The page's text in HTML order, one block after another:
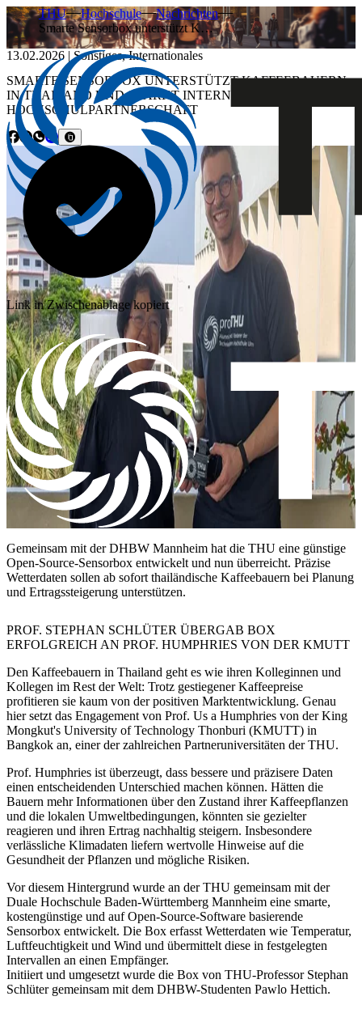
THU Hochschule
Nachrichten
Smarte Sensorbox unterstützt K…
13.02.2026 | Sonstiges,Internationales
SMARTE SENSORBOX UNTERSTÜTZT KAFFEEBAUERN
IN THAILAND UND STÄRKT INTERNATIONALE
HOCHSCHULPARTNERSCHAFT
Link in Zwischenablage kopiert
Gemeinsam mit der DHBW Mannheim hat die THU eine günstige
Open-Source-Sensorbox entwickelt und nun überreicht. Präzise
Wetterdaten sollen ab sofort thailändische Kaffeebauern bei Planung
und Ertragssteigerung unterstützen.
PROF. STEPHAN SCHLÜTER ÜBERGAB BOX
ERFOLGREICH AN PROF. HUMPHRIES VON DER KMUTT
​Den Kaffeebauern in Thailand geht es wie ihren Kolleginnen und
Kollegen im Rest der Welt: Trotz gestiegener Kaffeepreise
profitieren sie kaum von der positiven Marktentwicklung. Genau
hier setzt das Engagement von Prof. Us a Humphries von der King
Mongkut's University of Technology Thonburi (KMUTT) in
Bangkok an, einer der zahlreichen Partneruniversitäten der THU.
Prof. Humphries ist überzeugt, dass bessere und präzisere Daten
einen entscheidenden Unterschied machen können. Hätten die
Bauern mehr Informationen über den Zustand ihrer Kaffeepflanzen
und die lokalen Umweltbedingungen, könnten sie gezielter
reagieren und ihren Ertrag nachhaltig steigern. Insbesondere
verlässliche Klimadaten liefern wertvolle Hinweise auf die
Gesundheit der Pflanzen und mögliche Risiken.
Vor diesem Hintergrund wurde an der THU gemeinsam mit der
Duale Hochschule Baden-Württemberg Mannheim eine smarte,
kostengünstige und auf Open-Source-Software basierende
Sensorbox entwickelt. Die Box erfasst Wetterdaten wie Temperatur,
Luftfeuchtigkeit und Wind und übermittelt diese in festgelegten
Intervallen an einen Empfänger.
Initiiert und umgesetzt wurde die Box von THU-Professor Stephan
Schlüter gemeinsam mit dem DHBW-Studenten Pawlo Hettich.